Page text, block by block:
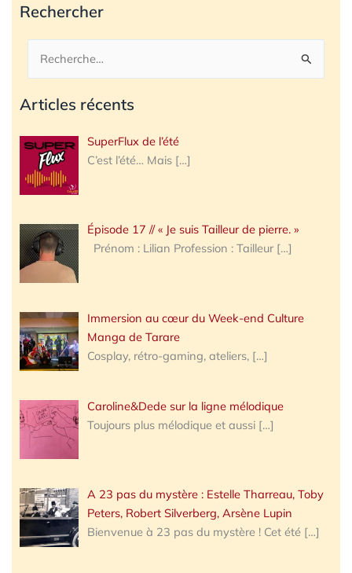
Rechercher
Rechercher :
Articles récents
SuperFlux de l’été
C’est l’été… Mais […]
Épisode 17 // « Je suis Tailleur de pierre. »
Prénom : Lilian Profession : Tailleur […]
Immersion au cœur du Week-end Culture
Manga de Tarare
Cosplay, rétro-gaming, ateliers, […]
Caroline&Dede sur la ligne mélodique
Toujours plus mélodique et aussi […]
A 23 pas du mystère : Estelle Tharreau, Toby
Peters, Robert Silverberg, Arsène Lupin
Bienvenue à 23 pas du mystère ! Cet été […]